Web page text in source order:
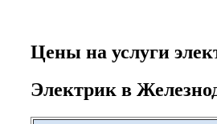
Цены на услуги
Электрик в